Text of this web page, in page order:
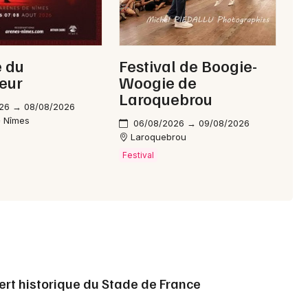
2026 comme
Vega Trails,JeanneToou encoreChiloo
variés pour enrichir votre agenda culturel.
en 2026 ?
dans le cadre de sa tournée 2026.
annoncée de sa tournée.
?
gitanes et chanson française, avec des compositions
du
→ 08/08/2026
Festival de Boogie-
Woogie de
Laroquebrou
06/08/2026 → 09/08/2026
Laroquebrou
Festival
historique du Stade de France